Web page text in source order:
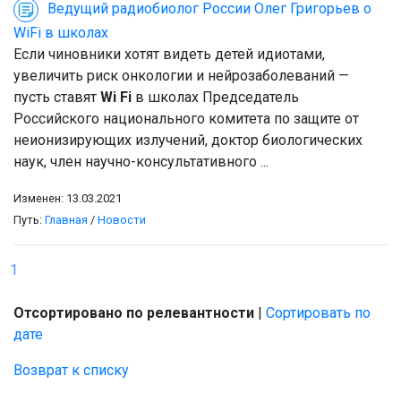
Ведущий радиобиолог России Олег Григорьев о
WiFi в школах
Если чиновники хотят видеть детей идиотами,
увеличить риск онкологии и нейрозаболеваний —
пусть ставят Wi Fi в школах Председатель
Российского национального комитета по защите от
неионизирующих излучений, доктор биологических
наук, член научно-консультативного ...
Изменен: 13.03.2021
Путь: Главная / Новости
1
Отсортировано по релевантности | Сортировать по
дате
Возврат к списку